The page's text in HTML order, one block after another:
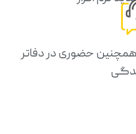
همچنین حضوری در دفاتر